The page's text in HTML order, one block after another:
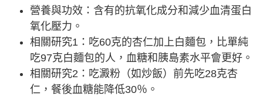
營養與功效：含有的抗氧化成分和減少血清蛋白
氧化壓力。
相關研究1：吃60克的杏仁加上白麵包，比單純
吃97克白麵包的人，血糖和胰島素水平會更好。
相關研究2：吃澱粉（如炒飯）前先吃28克杏
仁，餐後血糖能降低30％。